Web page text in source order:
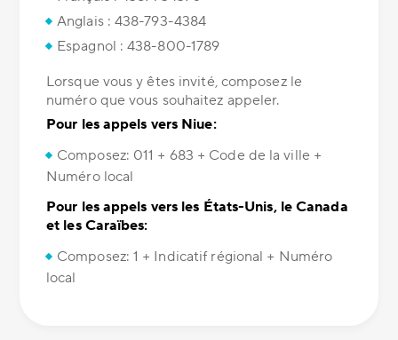
Anglais : 438-793-4384
Espagnol : 438-800-1789
Lorsque vous y êtes invité, composez le
numéro que vous souhaitez appeler.
Pour les appels vers Niue:
Composez: 011 + 683 + Code de la ville +
Numéro local
Pour les appels vers les États-Unis, le Canada
et les Caraïbes:
Composez: 1 + Indicatif régional + Numéro
local